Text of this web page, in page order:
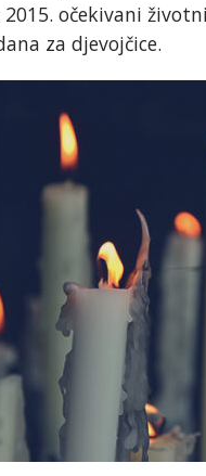
očekivani
za djevojčice.